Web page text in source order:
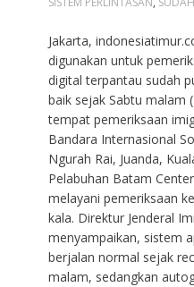
Jakarta,
digunakan untuk
digital terpantau sudah
baik sejak Sabtu malam
tempat pemeriksaan
Bandara Internasional
Ngurah Rai, Juanda,
Pelabuhan Batam
melayani pemeriksaan
kala. Direktur Jenderal
menyampaikan, sistem
berjalan normal sejak
malam, sedangkan